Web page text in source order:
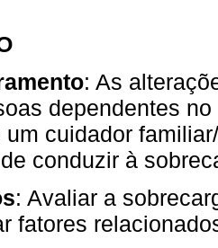
: As
dependentes
um cuidador
conduzir à
: Avaliar a
fatores